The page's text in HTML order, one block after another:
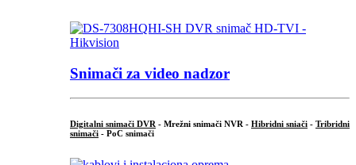
Snimači za video nadzor
Digitalni snimači DVR - Mrežni snimači NVR - Hibridni sniači - Tribridni
snimači - PoC snimači